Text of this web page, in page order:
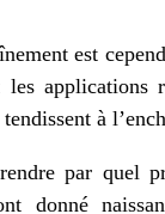
est
les
à
par quel
donné